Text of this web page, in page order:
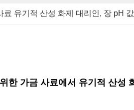
료 유기적 산성 화제 대리인, 장 pH
한 가금 사료에서 유기적 산성